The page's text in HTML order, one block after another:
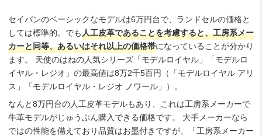
セイバンのベーシックなモデルは6万円台で、ランドセルの価格と
しては標準的。でも人工皮革であることを考慮すると、工房系メー
カーと同等、あるいはそれ以上の価格帯になっていることが分かり
ます。 天使のはねの人気シリーズ「モデルロイヤル」「モデルロ
イヤル・レジオ」の最高値は8万2千5百円（「モデルロイヤル アリ
ス」「モデルロイヤル・レジオ ノワール」）。
なんと8万円台の人工皮革モデルもあり、これは工房系メーカーで
牛革モデルがじゅうぶん購入できる価格です。 大手メーカーなら
ではの性能を備えており品質はお墨付きですが、「工房系メーカー